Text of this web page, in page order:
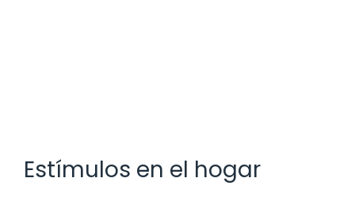
Estímulos en el hogar